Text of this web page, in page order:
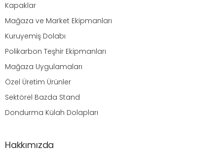
Kapaklar
Mağaza ve Market Ekipmanları
Kuruyemiş Dolabı
Polikarbon Teşhir Ekipmanları
Mağaza Uygulamaları
Özel Üretim Ürünler
Sektörel Bazda Stand
Dondurma Külah Dolapları
Hakkımızda